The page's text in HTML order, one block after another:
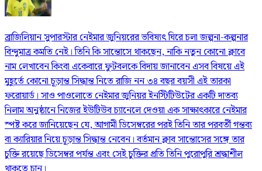
ব্রাজিলিয়ান সুপারস্টার নেইমার জুনিয়রের ভবিষ্যৎ ঘিরে চলা জল্পনা-কল্পনার
বিন্দুমাত্র কমতি নেই। তিনি কি সান্তোসে থাকছেন, নাকি নতুন কোনো ক্লাবে
নাম লেখাবেন কিংবা একেবারে ফুটবলকে বিদায় জানাবেন এসব বিষয়ে এই
মুহূর্তে কোনো চূড়ান্ত সিদ্ধান্ত নিতে রাজি নন ৩৪ বছর বয়সী এই তারকা
ফরোয়ার্ড। সাও পাওলোতে নেইমার জুনিয়র ইনস্টিটিউটের একটি দাতব্য
নিলাম অনুষ্ঠানে নিজের ইউটিউব চ্যানেলে দেওয়া এক সাক্ষাৎকারে নেইমার
স্পষ্ট করে জানিয়েছেন যে, আগামী ডিসেম্বরের পরই তিনি তার পরবর্তী গন্তব্য
বা ক্যারিয়ার নিয়ে চূড়ান্ত সিদ্ধান্ত নেবেন। বর্তমান ক্লাব সান্তোসের সঙ্গে তার
চুক্তি রয়েছে ডিসেম্বর পর্যন্ত এবং সেই চুক্তির প্রতি তিনি পুরোপুরি শ্রদ্ধাশীল